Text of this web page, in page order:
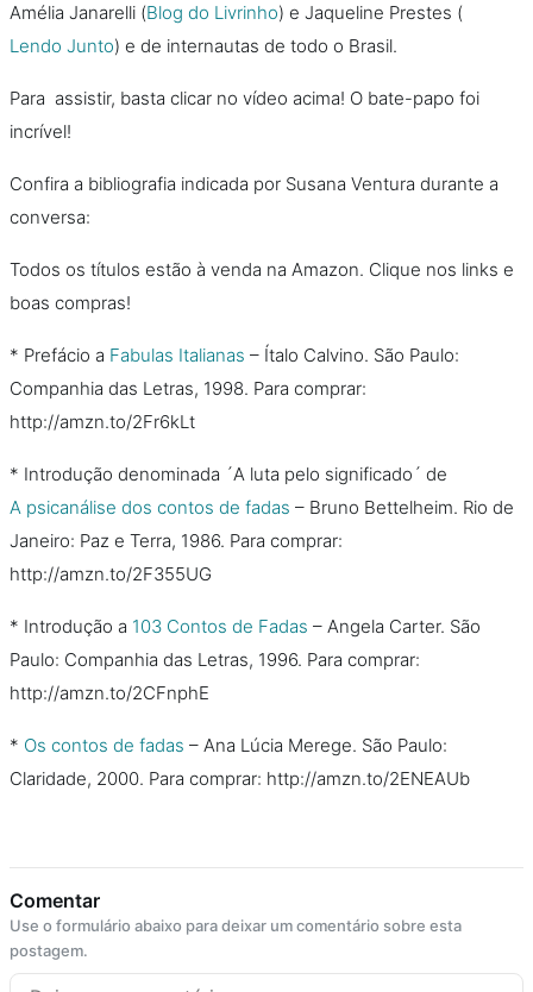
Amélia Janarelli (Blog do Livrinho) e Jaqueline Prestes (
Lendo Junto) e de internautas de todo o Brasil.
Para assistir, basta clicar no vídeo acima! O bate-papo foi
incrível!
Confira a bibliografia indicada por Susana Ventura durante a
conversa:
Todos os títulos estão à venda na Amazon. Clique nos links e
boas compras!
* Prefácio a Fabulas Italianas – Ítalo Calvino. São Paulo:
Companhia das Letras, 1998. Para comprar:
http://amzn.to/2Fr6kLt
* Introdução denominada ´A luta pelo significado´ de
A psicanálise dos contos de fadas – Bruno Bettelheim. Rio de
Janeiro: Paz e Terra, 1986. Para comprar:
http://amzn.to/2F355UG
* Introdução a 103 Contos de Fadas – Angela Carter. São
Paulo: Companhia das Letras, 1996. Para comprar:
http://amzn.to/2CFnphE
* Os contos de fadas – Ana Lúcia Merege. São Paulo:
Claridade, 2000. Para comprar: http://amzn.to/2ENEAUb
Comentar
Use o formulário abaixo para deixar um comentário sobre esta
postagem.